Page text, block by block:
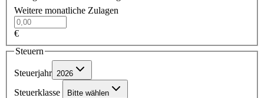
Weitere monatliche Zulagen
€
Steuern
Steuerjahr 2026
Steuerklasse Bitte wählen